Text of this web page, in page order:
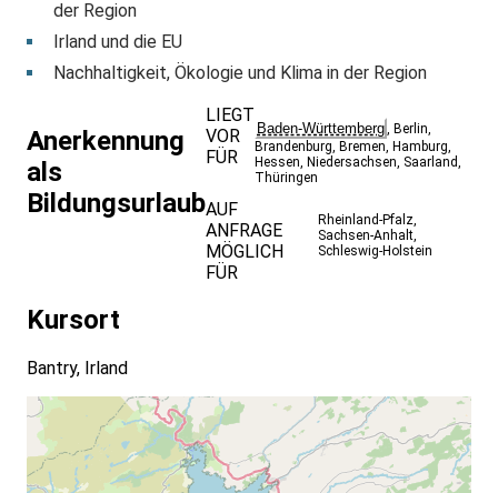
der Region
Irland und die EU
Nachhaltigkeit, Ökologie und Klima in der Region
Anerkennung
als
Bildungsurlaub
LIEGT
VOR
FÜR
Baden-Württemberg Berlin
Brandenburg Bremen Hamburg
Hessen Niedersachsen Saarland
Thüringen
AUF
ANFRAGE
MÖGLICH
FÜR
Rheinland-Pfalz
Sachsen-Anhalt,
Schleswig-Holstein
Kursort
Bantry, Irland